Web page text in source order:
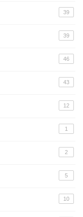
39
39
46
43
12
1
2
5
10